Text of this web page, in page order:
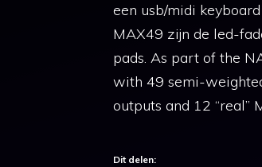
een usb/midi
MAX49 zijn de led-
pads. As part of the
with 49 semi-
outputs and 12 “real”
Dit delen: